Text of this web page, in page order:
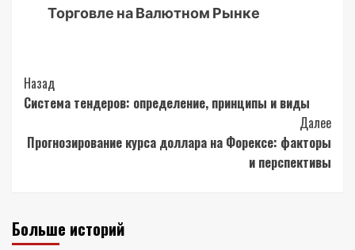
Торговле на Валютном Рынке
Post
Navigation
Назад
Система тендеров: определение, принципы и виды
Далее
Прогнозирование курса доллара на Форексе: факторы
и перспективы
Больше историй